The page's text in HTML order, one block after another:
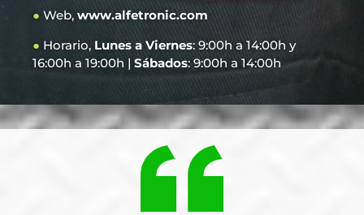
● Web, www.alfetronic.com
● Horario, Lunes a Viernes: 9:00h a 14:00h y
16:00h a 19:00h | Sábados: 9:00h a 14:00h